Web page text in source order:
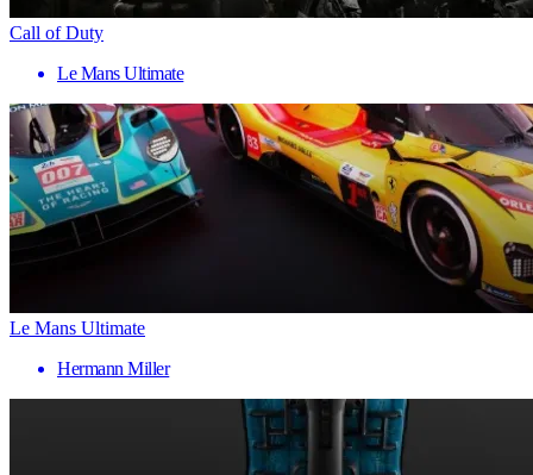
Call of Duty
Le Mans Ultimate
Le Mans Ultimate
Hermann Miller